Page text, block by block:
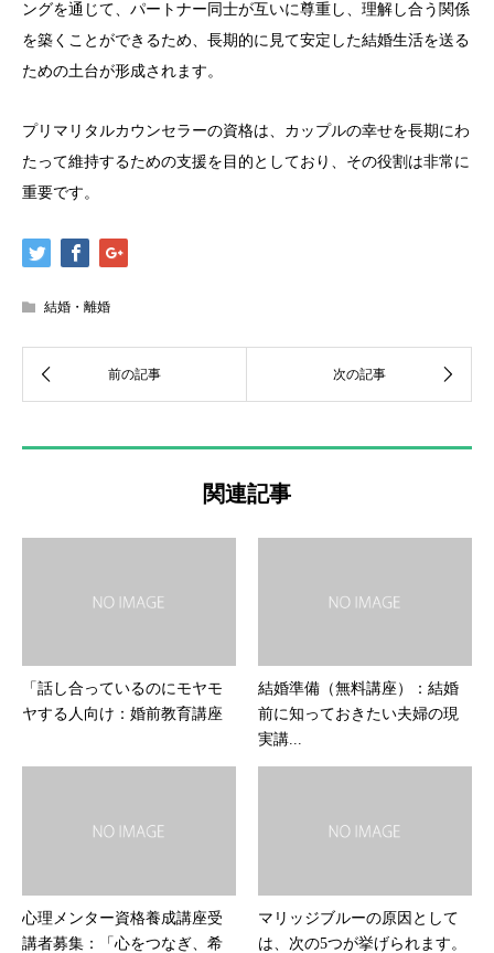
ングを通じて、パートナー同士が互いに尊重し、理解し合う関係
を築くことができるため、長期的に見て安定した結婚生活を送る
ための土台が形成されます。
プリマリタルカウンセラーの資格は、カップルの幸せを長期にわ
たって維持するための支援を目的としており、その役割は非常に
重要です。
結婚・離婚
関連記事
「話し合っているのにモヤモ
ヤする人向け：婚前教育講座
結婚準備（無料講座）：結婚
前に知っておきたい夫婦の現
実講...
心理メンター資格養成講座受
講者募集：「心をつなぎ、希
マリッジブルーの原因として
は、次の5つが挙げられます。